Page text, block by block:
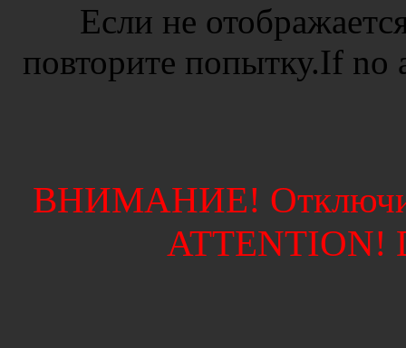
Если не
повторите попытку.If
ВНИМАНИЕ!
ATTENTION!